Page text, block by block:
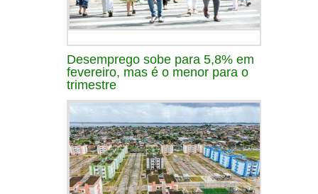
Desemprego sobe para 5,8% em
fevereiro, mas é o menor para o
trimestre